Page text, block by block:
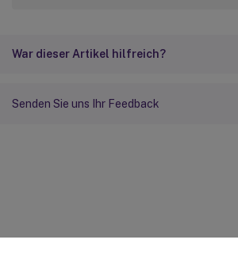
War dieser Artikel hilfreich?
Senden Sie uns Ihr Feedback